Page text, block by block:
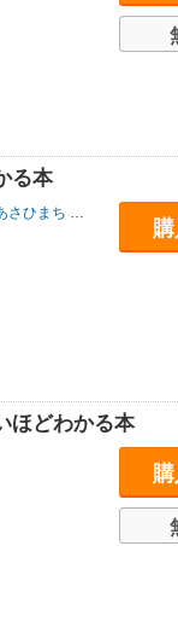
る本
さひまち /
どわかる本